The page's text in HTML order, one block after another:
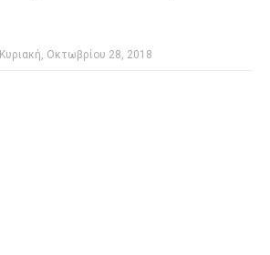
Κυριακή, Οκτωβρίου 28, 2018